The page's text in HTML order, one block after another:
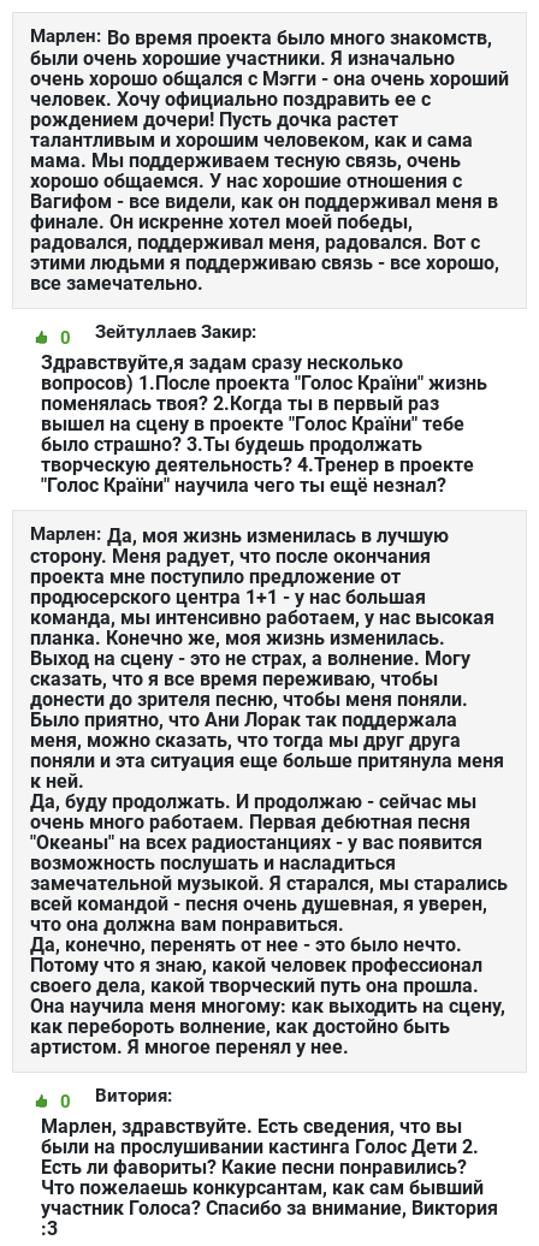
Марлен: Во время проекта было много знакомств,
были очень хорошие участники. Я изначально
очень хорошо общался с Мэгги - она очень хороший
человек. Хочу официально поздравить ее с
рождением дочери! Пусть дочка растет
талантливым и хорошим человеком, как и сама
мама. Мы поддерживаем тесную связь, очень
хорошо общаемся. У нас хорошие отношения с
Вагифом - все видели, как он поддерживал меня в
финале. Он искренне хотел моей победы,
радовался, поддерживал меня, радовался. Вот с
этими людьми я поддерживаю связь - все хорошо,
все замечательно.
Зейтуллаев Закир:
0
Здравствуйте,я задам сразу несколько
вопросов) 1.После проекта "Голос Країни" жизнь
поменялась твоя? 2.Когда ты в первый раз
вышел на сцену в проекте "Голос Країни" тебе
было страшно? 3.Ты будешь продолжать
творческую деятельность? 4.Тренер в проекте
"Голос Країни" научила чего ты ещё незнал?
Марлен: Да, моя жизнь изменилась в лучшую
сторону. Меня радует, что после окончания
проекта мне поступило предложение от
продюсерского центра 1+1 - у нас большая
команда, мы интенсивно работаем, у нас высокая
планка. Конечно же, моя жизнь изменилась.
Выход на сцену - это не страх, а волнение. Могу
сказать, что я все время переживаю, чтобы
донести до зрителя песню, чтобы меня поняли.
Было приятно, что Ани Лорак так поддержала
меня, можно сказать, что тогда мы друг друга
поняли и эта ситуация еще больше притянула меня
к ней.
Да, буду продолжать. И продолжаю - сейчас мы
очень много работаем. Первая дебютная песня
"Океаны" на всех радиостанциях - у вас появится
возможность послушать и насладиться
замечательной музыкой. Я старался, мы старались
всей командой - песня очень душевная, я уверен,
что она должна вам понравиться.
Да, конечно, перенять от нее - это было нечто.
Потому что я знаю, какой человек профессионал
своего дела, какой творческий путь она прошла.
Она научила меня многому: как выходить на сцену,
как перебороть волнение, как достойно быть
артистом. Я многое перенял у нее.
Витория:
0
Марлен, здравствуйте. Есть сведения, что вы
были на прослушивании кастинга Голос Дети 2.
Есть ли фавориты? Какие песни понравились?
Что пожелаешь конкурсантам, как сам бывший
участник Голоса? Спасибо за внимание, Виктория
:3